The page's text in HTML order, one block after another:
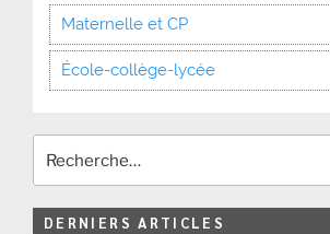
Maternelle et CP
École-collège-lycée
DERNIERS ARTICLES